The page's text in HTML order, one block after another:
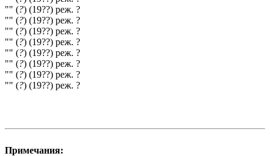
"" (?) (19??) реж. ?
"" (?) (19??) реж. ?
"" (?) (19??) реж. ?
"" (?) (19??) реж. ?
"" (?) (19??) реж. ?
"" (?) (19??) реж. ?
"" (?) (19??) реж. ?
"" (?) (19??) реж. ?
Примечания: